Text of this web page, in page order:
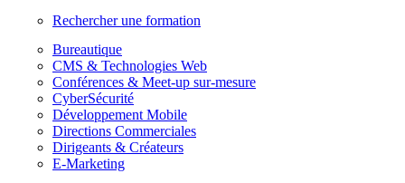
Rechercher une formation
Bureautique
CMS & Technologies Web
Conférences & Meet-up sur-mesure
CyberSécurité
Développement Mobile
Directions Commerciales
Dirigeants & Créateurs
E-Marketing